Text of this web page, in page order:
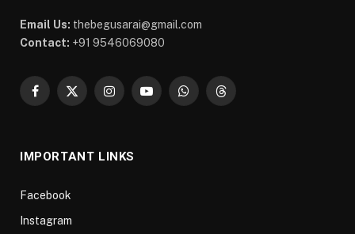
Email Us: thebegusarai@gmail.com
Contact: +91 9546069080
Facebook
X
InstagramYouTubeWhatsAppThreads
IMPORTANT LINKS
Facebook
Instagram